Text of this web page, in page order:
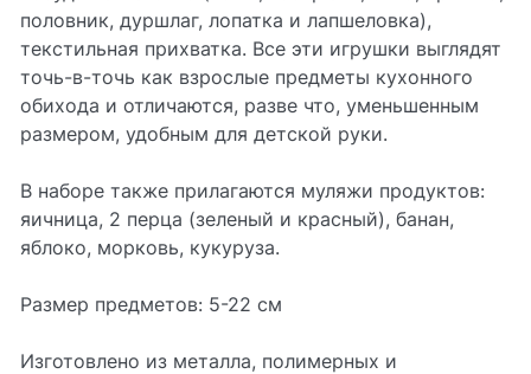
половник, дуршлаг, лопатка и лапшеловка),
текстильная прихватка. Все эти игрушки выглядят
точь-в-точь как взрослые предметы кухонного
обихода и отличаются, разве что, уменьшенным
размером, удобным для детской руки.
В наборе также прилагаются муляжи продуктов:
яичница, 2 перца (зеленый и красный), банан,
яблоко, морковь, кукуруза.
Размер предметов: 5-22 см
Изготовлено из металла, полимерных и